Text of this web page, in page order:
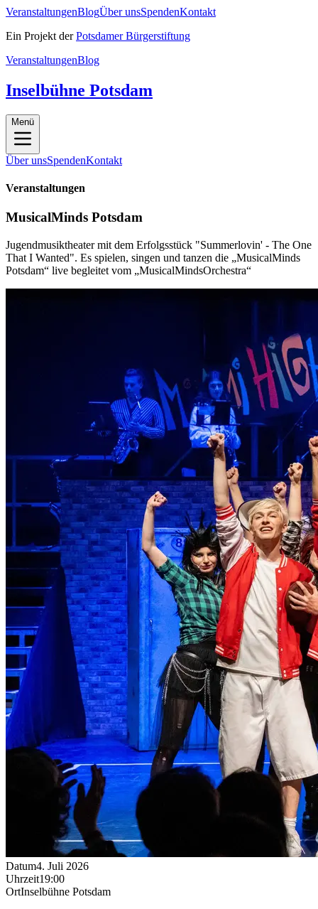
VeranstaltungenBlogÜber unsSpendenKontakt
Ein Projekt der Potsdamer Bürgerstiftung
VeranstaltungenBlog
Inselbühne Potsdam
Menü
Über unsSpendenKontakt
Veranstaltungen
MusicalMinds Potsdam
Jugendmusiktheater mit dem Erfolgsstück "Summerlovin' - The One
That I Wanted". Es spielen, singen und tanzen die „MusicalMinds
Potsdam“ live begleitet vom „MusicalMindsOrchestra“
Datum4. Juli 2026
Uhrzeit19:00
OrtInselbühne Potsdam